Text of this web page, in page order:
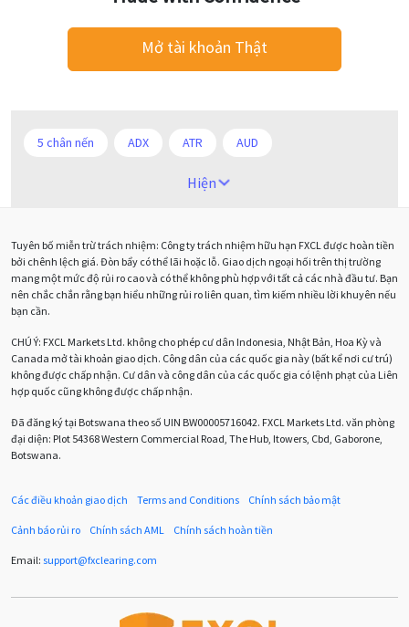
Mở tài khoản Thật
5 chân nến ADX ATR AUD
Android
Bảng Anh Bảng lương phi nông nghiệp CAD
CHF COVI-19 COVID-19 CPI Charles Dow
Chuyên gia cố vấn Chuyên gia tư vấn
Con số xu hướng Các mức Fibonacci Cắt lỗ
Dừng lại Dừng lỗ
Hiện
Tuyên bố miễn trừ trách nhiệm: Công ty trách nhiệm hữu hạn FXCL được hoàn tiền
bởi chênh lệch giá. Đòn bẩy có thể lãi hoặc lỗ. Giao dịch ngoại hối trên thị trường
mang một mức độ rủi ro cao và có thể không phù hợp với tất cả các nhà đầu tư. Bạn
nên chắc chắn rằng bạn hiểu những rủi ro liên quan, tìm kiếm nhiều lời khuyên nếu
bạn cần.
CHÚ Ý: FXCL Markets Ltd. không cho phép cư dân Indonesia, Nhật Bản, Hoa Kỳ và
Canada mở tài khoản giao dịch. Công dân của các quốc gia này (bất kể nơi cư trú)
không được chấp nhận. Cư dân và công dân của các quốc gia có lệnh phạt của Liên
hợp quốc cũng không được chấp nhận.
Đã đăng ký tại Botswana theo số UIN BW00005716042. FXCL Markets Ltd. văn phòng
đại diện: Plot 54368 Western Commercial Road, The Hub, Itowers, Cbd, Gaborone,
Botswana.
Các điều khoản giao dịch Terms and Conditions Chính sách bảo mật
Cảnh báo rủi ro Chính sách AML Chính sách hoàn tiền
Email: support@fxclearing.com